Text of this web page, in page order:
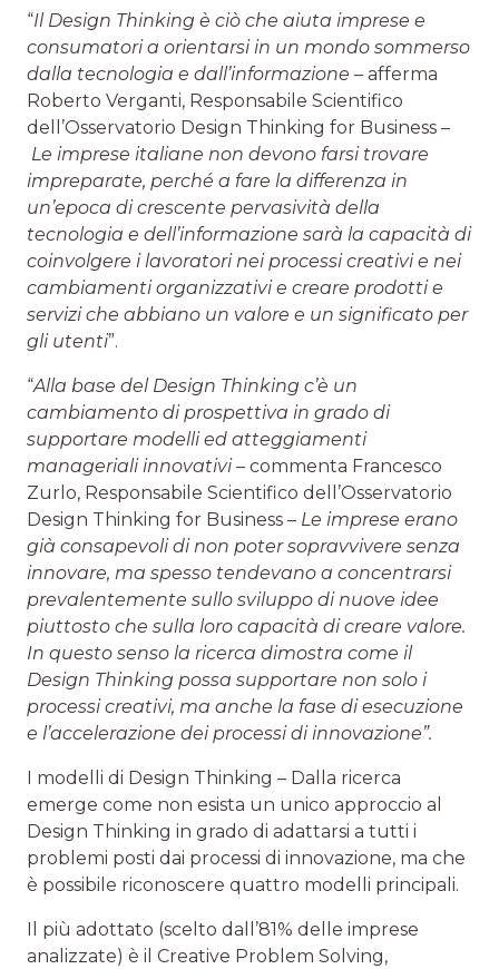
“Il Design Thinking è ciò che aiuta imprese e
consumatori a orientarsi in un mondo sommerso
dalla tecnologia e dall’informazione – afferma
Roberto Verganti, Responsabile Scientifico
dell’Osservatorio Design Thinking for Business –
Le imprese italiane non devono farsi trovare
impreparate, perché a fare la differenza in
un’epoca di crescente pervasività della
tecnologia e dell’informazione sarà la capacità di
coinvolgere i lavoratori nei processi creativi e nei
cambiamenti organizzativi e creare prodotti e
servizi che abbiano un valore e un significato per
gli utenti”.
“Alla base del Design Thinking c’è un
cambiamento di prospettiva in grado di
supportare modelli ed atteggiamenti
manageriali innovativi – commenta Francesco
Zurlo, Responsabile Scientifico dell’Osservatorio
Design Thinking for Business – Le imprese erano
già consapevoli di non poter sopravvivere senza
innovare, ma spesso tendevano a concentrarsi
prevalentemente sullo sviluppo di nuove idee
piuttosto che sulla loro capacità di creare valore.
In questo senso la ricerca dimostra come il
Design Thinking possa supportare non solo i
processi creativi, ma anche la fase di esecuzione
e l’accelerazione dei processi di innovazione”.
I modelli di Design Thinking – Dalla ricerca
emerge come non esista un unico approccio al
Design Thinking in grado di adattarsi a tutti i
problemi posti dai processi di innovazione, ma che
è possibile riconoscere quattro modelli principali.
Il più adottato (scelto dall’81% delle imprese
analizzate) è il Creative Problem Solving,